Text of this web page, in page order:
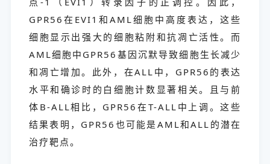
GPR56在EVI1和AML细胞中高度表达，这些
细胞显示出强大的细胞粘附和抗凋亡活性。而
AML细胞中GPR56基因沉默导致细胞生长减少
和凋亡增加。此外，在ALL中，GPR56的表达
水平和确诊时的白细胞计数显著相关。且与前
体B-ALL相比，GPR56在T-ALL中上调。这些
结果表明，GPR56也可能是AML和ALL的潜在
治疗靶点。